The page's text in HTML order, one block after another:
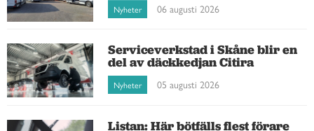
Nyheter 06 augusti 2026
Serviceverkstad i Skåne blir en
del av däckkedjan Citira
Nyheter 05 augusti 2026
Listan: Här bötfälls flest förare